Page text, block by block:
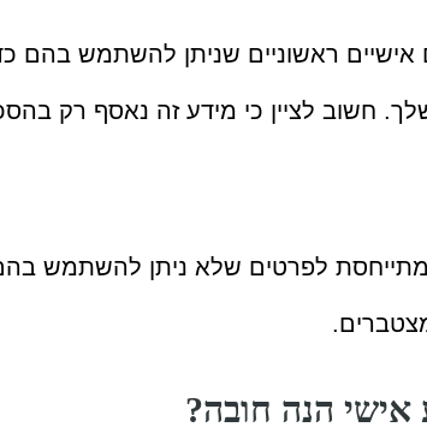
אישיים ראשוניים שניתן להשתמש
חשוב לציין כי מידע זה נאסף רק
מתייחסת לפרטים שלא ניתן להשתמש
הנה חובה?